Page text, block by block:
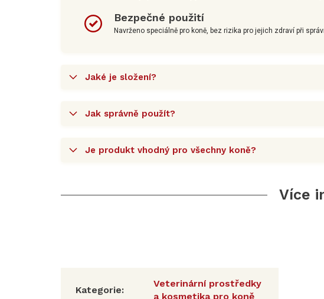
Bezpečné použití
Navrženo speciálně pro koně, bez rizika pro jejich zdraví při
Jaké je složení?
Jak správně použít?
Je produkt vhodný pro všechny koně?
Více
Kategorie:
Veterinární prostředky
a kosmetika pro koně